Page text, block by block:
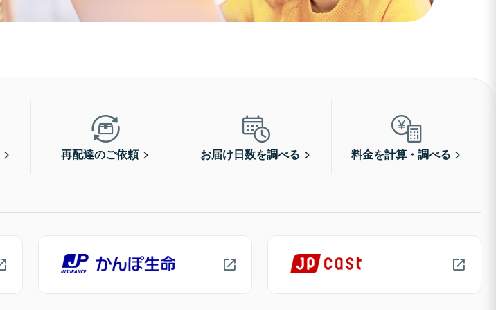
再配達のご依頼 お届け日数を調べる 料金を計算・調べる